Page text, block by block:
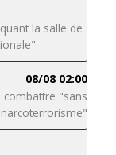
la salle de
08/08 02:00
"sans